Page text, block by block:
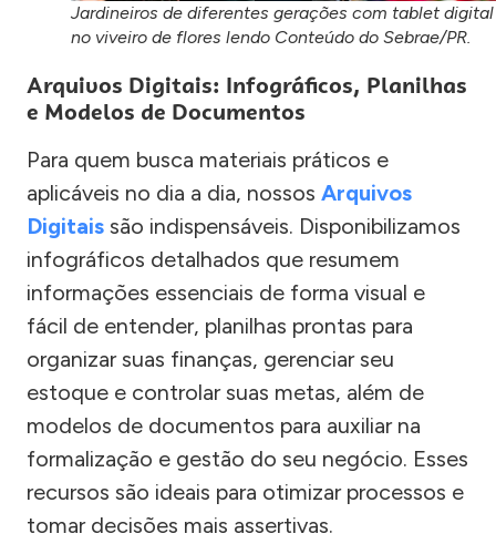
Jardineiros de diferentes gerações com tablet digital
no viveiro de flores lendo Conteúdo do Sebrae/PR.
Arquivos Digitais: Infográficos, Planilhas
e Modelos de Documentos
Para quem busca materiais práticos e
aplicáveis no dia a dia, nossos Arquivos
Digitais são indispensáveis. Disponibilizamos
infográficos detalhados que resumem
informações essenciais de forma visual e
fácil de entender, planilhas prontas para
organizar suas finanças, gerenciar seu
estoque e controlar suas metas, além de
modelos de documentos para auxiliar na
formalização e gestão do seu negócio. Esses
recursos são ideais para otimizar processos e
tomar decisões mais assertivas.